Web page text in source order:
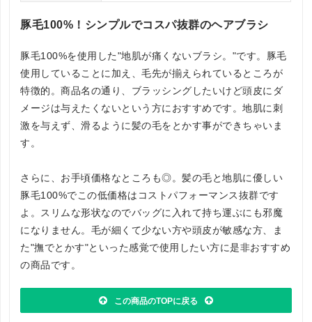
豚毛100%！シンプルでコスパ抜群のヘアブラシ
豚毛100%を使用した"地肌が痛くないブラシ。"です。豚毛
使用していることに加え、毛先が揃えられているところが
特徴的。商品名の通り、ブラッシングしたいけど頭皮にダ
メージは与えたくないという方におすすめです。地肌に刺
激を与えず、滑るように髪の毛をとかす事ができちゃいま
す。
さらに、お手頃価格なところも◎。髪の毛と地肌に優しい
豚毛100%でこの低価格はコストパフォーマンス抜群です
よ。スリムな形状なのでバッグに入れて持ち運ぶにも邪魔
になりません。毛が細くて少ない方や頭皮が敏感な方、ま
た"撫でとかす"といった感覚で使用したい方に是非おすすめ
の商品です。
この商品のTOPに戻る